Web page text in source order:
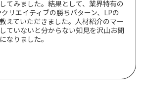
てみました。結果として、業界特有の
リエイティブの勝ちパターン、LPの
えていただきました。人材紹介のマー
ていないと分からない知見を沢山お聞
なりました。